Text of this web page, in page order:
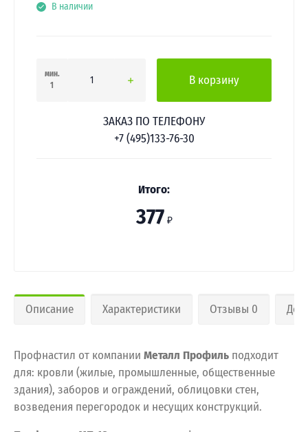
В наличии
мин.
1
В корзину
ЗАКАЗ ПО ТЕЛЕФОНУ
+7 (495)133-76-30
Итого:
377 ₽
Описание Характеристики Отзывы 0
Профнастил от компании Металл Профиль подходит
для: кровли (жилые, промышленные, общественные
здания), заборов и ограждений, облицовки стен,
возведения перегородок и несущих конструкций.